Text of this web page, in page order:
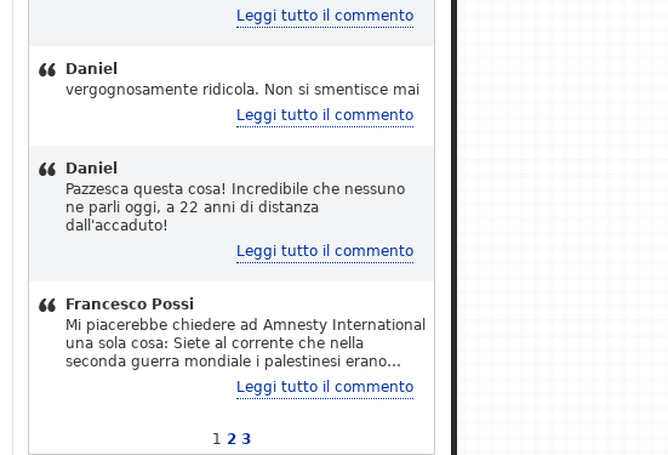
Leggi tutto il commento
Daniel
vergognosamente ridicola. Non si smentisce mai
Leggi tutto il commento
Daniel
Pazzesca questa cosa! Incredibile che nessuno
ne parli oggi, a 22 anni di distanza
dall'accaduto!
Leggi tutto il commento
Francesco Possi
Mi piacerebbe chiedere ad Amnesty International
una sola cosa: Siete al corrente che nella
seconda guerra mondiale i palestinesi erano…
Leggi tutto il commento
1 2 3